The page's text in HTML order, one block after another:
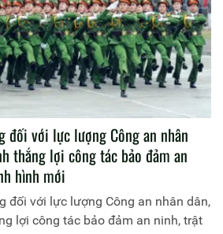
đối với lực lượng Công an nhân
thắng lợi công tác bảo đảm an
hình mới
đối với lực lượng Công an nhân dân,
lợi công tác bảo đảm an ninh, trật